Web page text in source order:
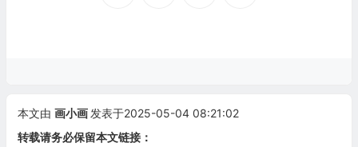
本文由 画小画 发表于2025-05-04 08:21:02
转载请务必保留本文链接：